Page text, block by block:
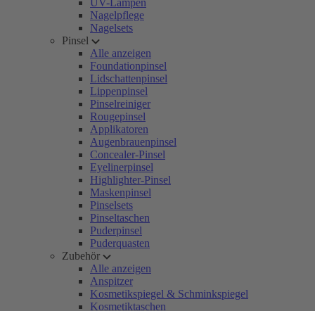
UV-Lampen
Nagelpflege
Nagelsets
Pinsel
Alle anzeigen
Foundationpinsel
Lidschattenpinsel
Lippenpinsel
Pinselreiniger
Rougepinsel
Applikatoren
Augenbrauenpinsel
Concealer-Pinsel
Eyelinerpinsel
Highlighter-Pinsel
Maskenpinsel
Pinselsets
Pinseltaschen
Puderpinsel
Puderquasten
Zubehör
Alle anzeigen
Anspitzer
Kosmetikspiegel & Schminkspiegel
Kosmetiktaschen